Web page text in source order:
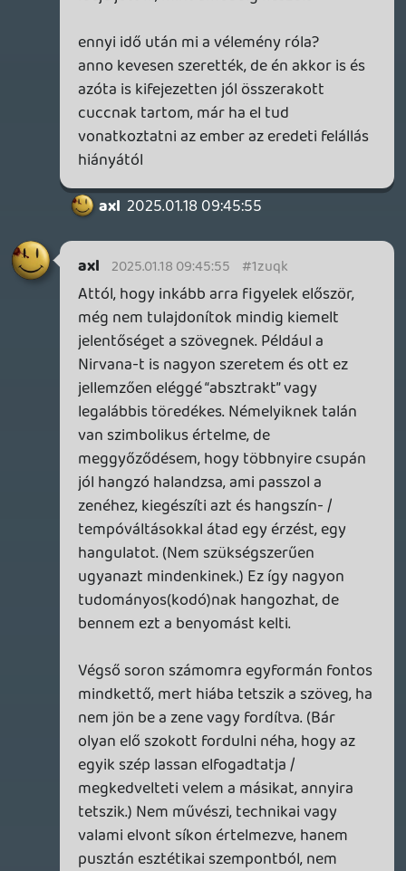
axl 2025.01.17 15:16:05
Yip Man
aha, beillesztette az egészet
7:33-tól érdekes
Yip Man 2025.01.17 17:22:36 #1zuow
fun fact, pont tegnap jött ki új MJK interjú
és erről a témáról is beszél egy keveset
-mUs3a&t=453
(timecode-dal megjelölve)
axl 2025.01.17 15:16:05
Yip Man 2025.01.17 17:20:37 #1zuou
mindenkinek megvan a maga története
biztos meséltem ezt régebben is, de sosem
jártam angolórára, csak a huszonegyedik
században a tévé, játékok és internet
mellett muszáj volt lassacskán megérteni
ezt a nyelvet
huszonévesen vettem egy
nyelvtankönyvet és csináltam egy
nyelvvizsgát az akkori szedettvedett
szókincsemmel